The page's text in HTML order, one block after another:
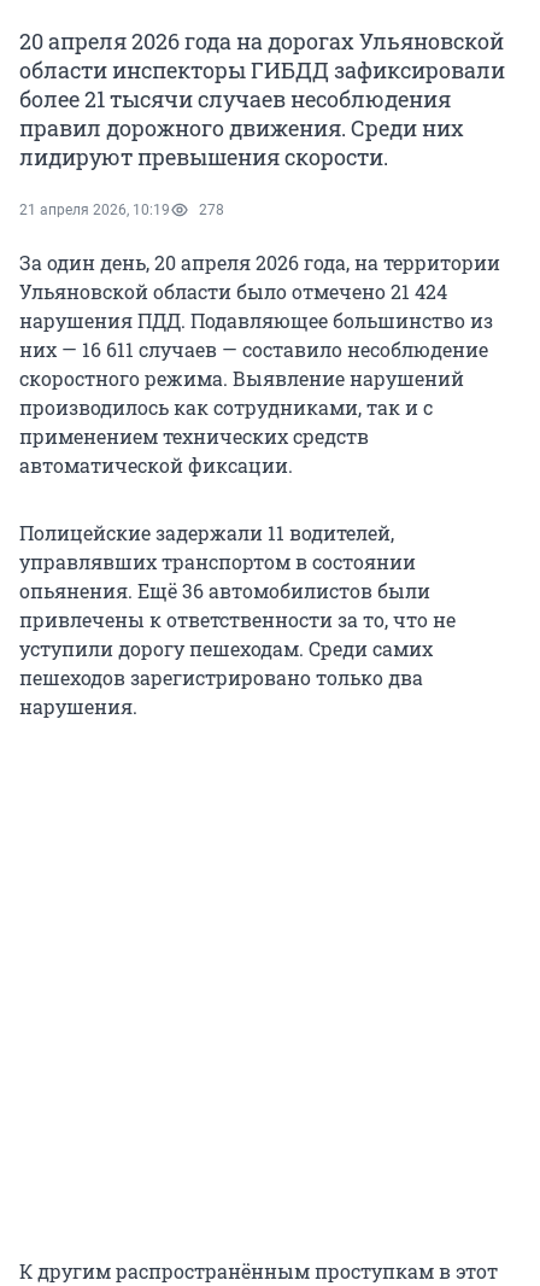
20 апреля 2026 года на дорогах Ульяновской
области инспекторы ГИБДД зафиксировали
более 21 тысячи случаев несоблюдения
правил дорожного движения. Среди них
лидируют превышения скорости.
21 апреля 2026, 10:19 278
За один день, 20 апреля 2026 года, на территории
Ульяновской области было отмечено 21 424
нарушения ПДД. Подавляющее большинство из
них — 16 611 случаев — составило несоблюдение
скоростного режима. Выявление нарушений
производилось как сотрудниками, так и с
применением технических средств
автоматической фиксации.
Полицейские задержали 11 водителей,
управлявших транспортом в состоянии
опьянения. Ещё 36 автомобилистов были
привлечены к ответственности за то, что не
уступили дорогу пешеходам. Среди самих
пешеходов зарегистрировано только два
нарушения.
К другим распространённым проступкам в этот